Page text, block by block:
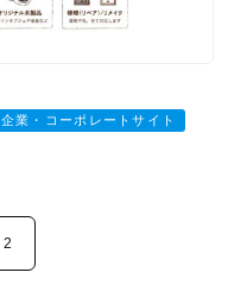
企業・コーポレートサイト
2